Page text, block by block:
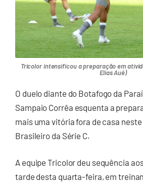
Tricolor intensificou a preparação em
Elias Auê)
O duelo diante do Botafogo da
Sampaio Corrêa esquenta a
mais uma vitória fora de casa
Brasileiro da Série C.
A equipe Tricolor deu sequência
tarde desta quarta-feira, em